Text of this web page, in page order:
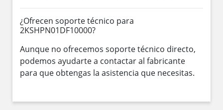
¿Ofrecen soporte técnico para
2KSHPN01DF10000?
Aunque no ofrecemos soporte técnico directo,
podemos ayudarte a contactar al fabricante
para que obtengas la asistencia que necesitas.